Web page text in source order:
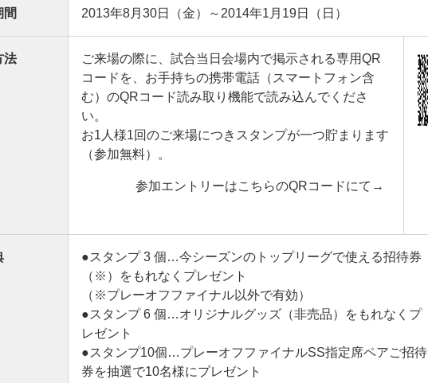
間 2013年8月30日（金）～2014年1月19日（日）
法
ご来場の際に、試合当日会場内で掲示される専用QR
コードを、お手持ちの携帯電話（スマートフォン含
む）のQRコード読み取り機能で読み込んでくださ
い。
お1人様1回のご来場につきスタンプが一つ貯まります
（参加無料）。
参加エントリーはこちらのQRコードにて→
●スタンプ 3 個…今シーズンのトップリーグで使える招待券
（※）をもれなくプレゼント
（※プレーオフファイナル以外で有効）
●スタンプ 6 個…オリジナルグッズ（非売品）をもれなくプ
レゼント
●スタンプ10個…プレーオフファイナルSS指定席ペアご招待
券を抽選で10名様にプレゼント